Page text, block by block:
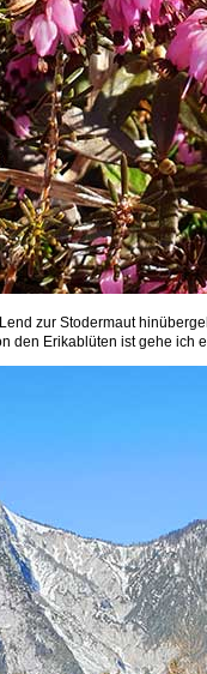
zur Stodermaut
den Erikablüten ist gehe ich